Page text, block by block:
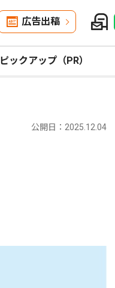
広告出稿
ピックアップ（PR）
公開日：2025.12.04